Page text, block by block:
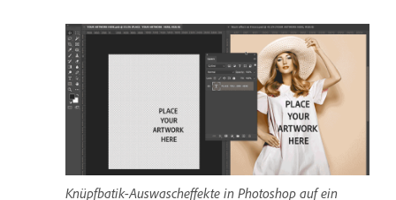
Knüpfbatik-Auswascheffekte in Photoshop auf ein